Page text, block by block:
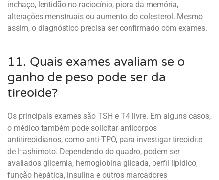
inchaço, lentidão no raciocínio, piora da memória,
alterações menstruais ou aumento do colesterol. Mesmo
assim, o diagnóstico precisa ser confirmado com exames.
11. Quais exames avaliam se o
ganho de peso pode ser da
tireoide?
Os principais exames são TSH e T4 livre. Em alguns casos,
o médico também pode solicitar anticorpos
antitireoidianos, como anti-TPO, para investigar tireoidite
de Hashimoto. Dependendo do quadro, podem ser
avaliados glicemia, hemoglobina glicada, perfil lipídico,
função hepática, insulina e outros marcadores